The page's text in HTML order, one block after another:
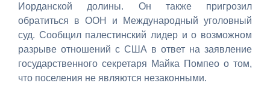
Иорданской долины. Он также пригрозил
обратиться в ООН и Международный уголовный
суд. Сообщил палестинский лидер и о возможном
разрыве отношений с США в ответ на заявление
государственного секретаря Майка Помпео о том,
что поселения не являются незаконными.